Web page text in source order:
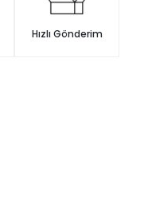
Hızlı Gönderim